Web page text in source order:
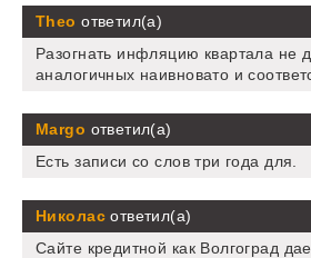
Theo ответил(а)
Разогнать инфляцию квартала не
аналогичных наивновато и
Margo ответил(а)
Есть записи со слов три года для.
Николасответил(а)
Сайте кредитной как Волгоград